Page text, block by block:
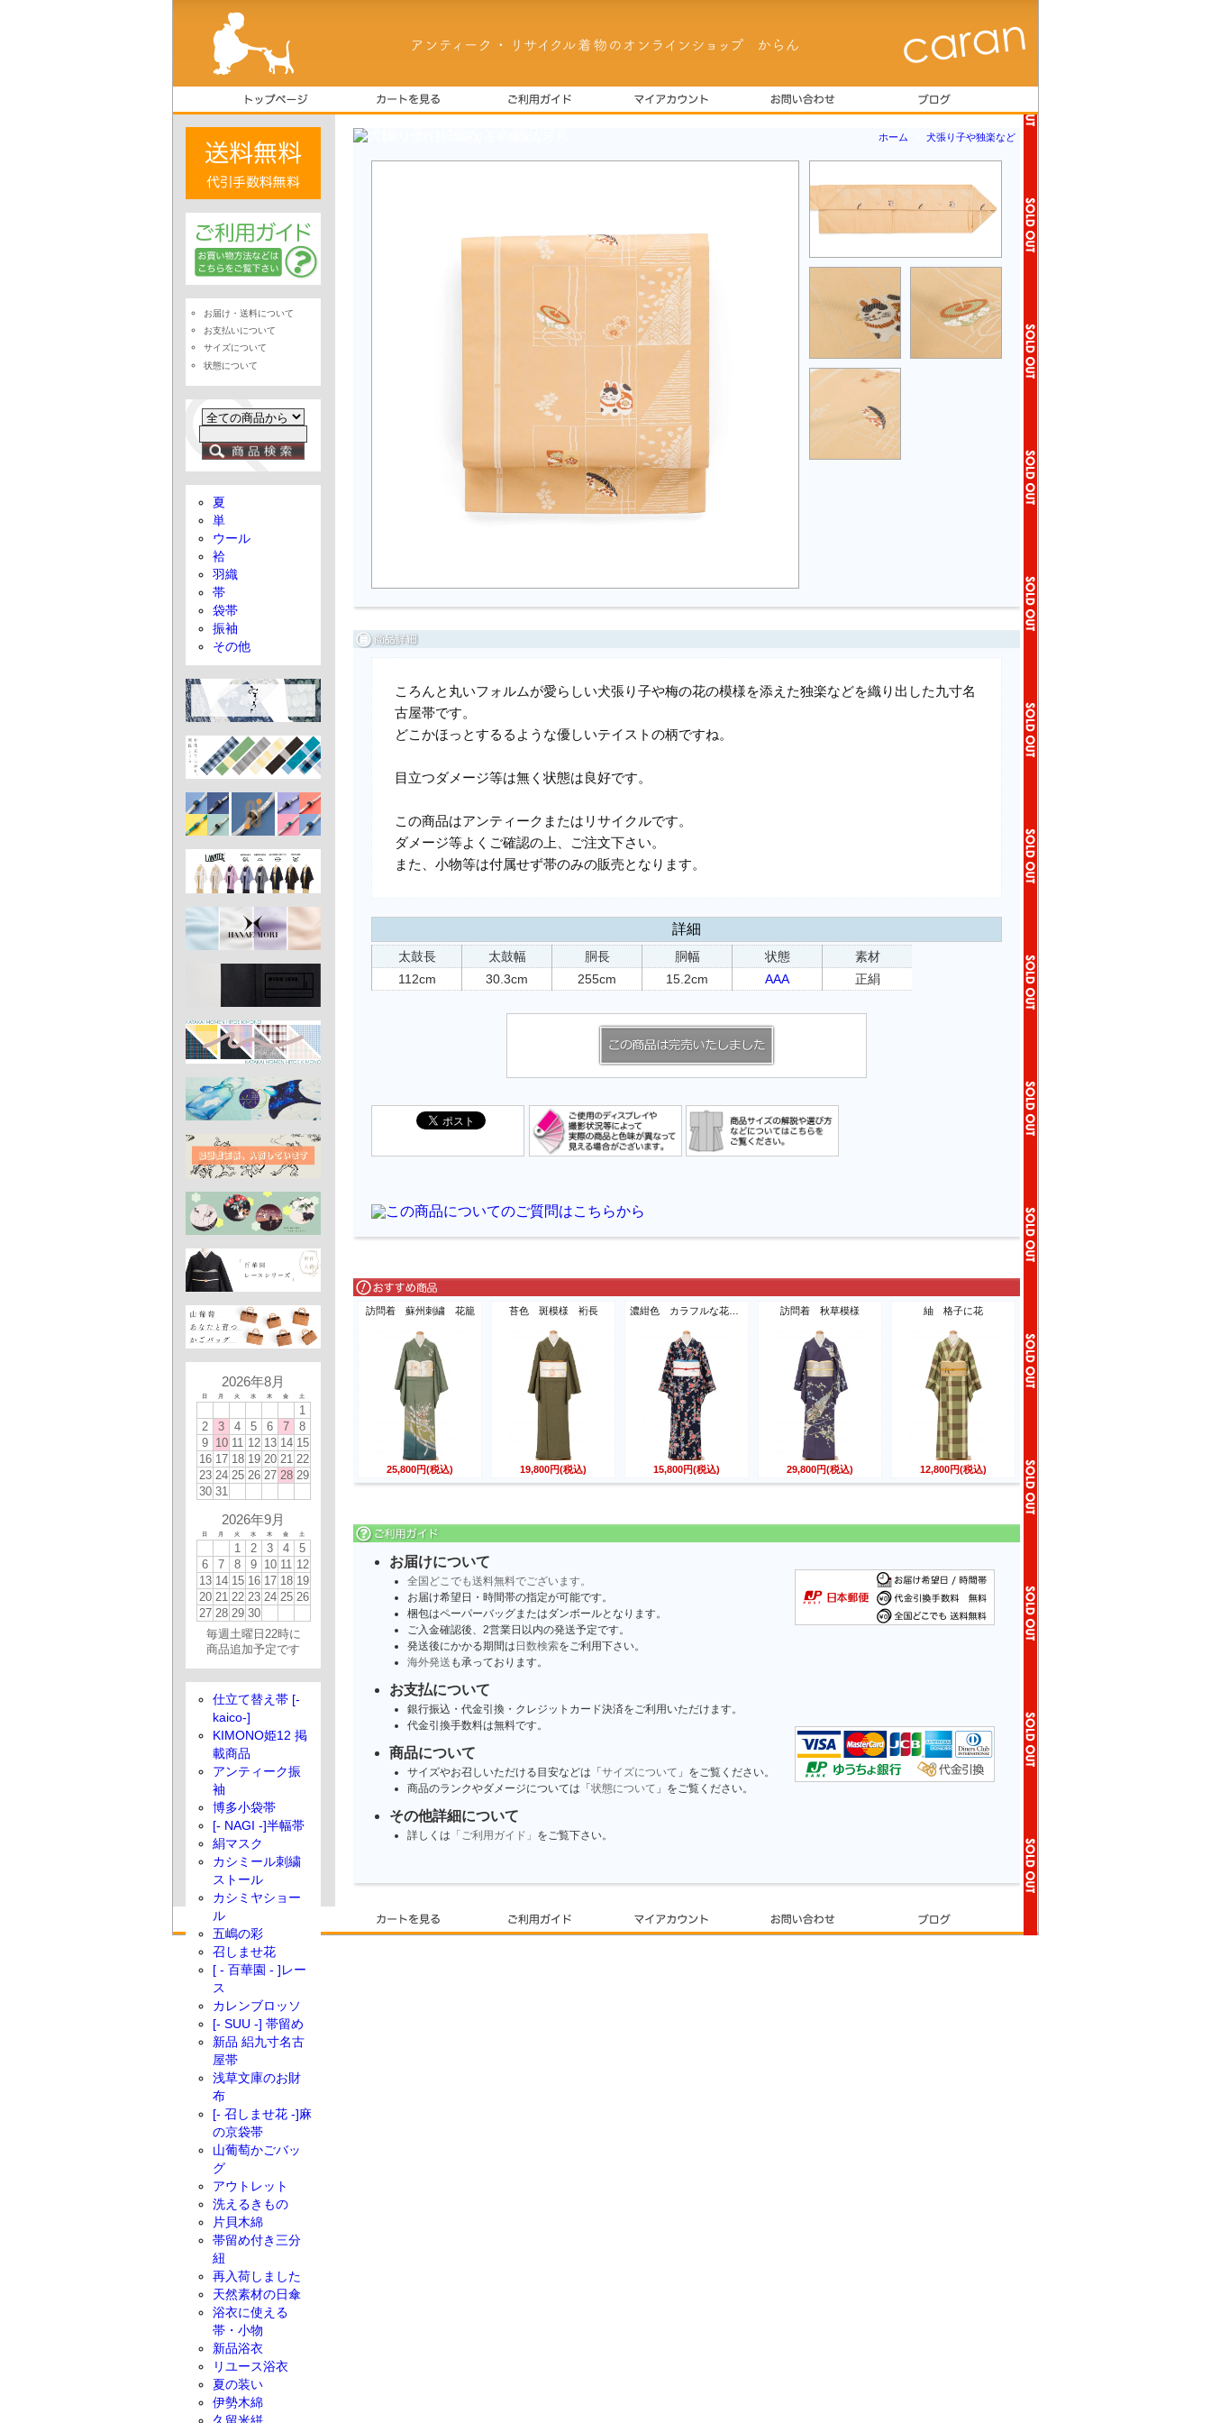
ホーム 犬張り子や独楽など
ころんと丸いフォルムが愛らしい犬張り子や梅の花の模様を添えた独楽などを織り出した九寸名
古屋帯です。
どこかほっとするるような優しいテイストの柄ですね。
目立つダメージ等は無く状態は良好です。
この商品はアンティークまたはリサイクルです。
ダメージ等よくご確認の上、ご注文下さい。
また、小物等は付属せず帯のみの販売となります。
詳細
太鼓長
112cm
太鼓幅
30.3cm
胴長
255cm
胴幅
15.2cm
状態
AAA
素材
正絹
訪問着 蘇州刺繍 花籠
25,800円(税込)
苔色 斑模様 裄長
19,800円(税込) 15,800円(税込)
訪問着 秋草模様
29,800円(税込)
紬 格子に花
12,800円(税込)
お届けについて
全国どこでも送料無料でございます。
お届け希望日・時間帯の指定が可能です。
梱包はペーパーバッグまたはダンボールとなります。
ご入金確認後、2営業日以内の発送予定です。
発送後にかかる期間は 日数検索をご利用下さい。
海外発送 も承っております。
お支払について
銀行振込・代金引換・クレジットカード決済をご利用いただけます。
代金引換手数料は無料です。
商品について
サイズやお召しいただける目安などは「サイズについて 」をご覧ください。
商品のランクやダメージについては「状態について 」をご覧ください。
その他詳細について
詳しくは 「ご利用ガイド」 をご覧下さい。
お届け・送料について
お支払いについて
サイズについて
状態について
夏
単
ウール
袷
羽織
帯
袋帯
振袖
その他
2026年8月
日 月 火 水 木 金 土
1
2
3 4 5 6 7
8
9 10 11 12 13 14 15
16 17 18 19 20 21 22
23 24 25 26 27 28 29
30 31
2026年9月
日 月 火 水 木 金 土
1 2 3 4
5
6
7 8 9 10 11 12
13 14 15 16 17 18 19
20 21 22 23 24 25 26
27 28 29 30
毎週土曜日22時に
商品追加予定です
仕立て替え帯 [-
kaico-]
KIMONO姫12 掲
載商品
アンティーク振
袖
博多小袋帯
[- NAGI -]半幅帯
絹マスク
カシミール刺繍
ストール
カシミヤショー
ル
五嶋の彩
召しませ花
[ - 百華園 - ]レー
ス
カレンブロッソ
[- SUU -] 帯留め
新品 絽九寸名古
屋帯
浅草文庫のお財
布
[- 召しませ花 -]麻
の京袋帯
山葡萄かごバッ
グ
アウトレット
洗えるきもの
片貝木綿
帯留め付き三分
紐
再入荷しました
天然素材の日傘
浴衣に使える
帯・小物
新品浴衣
リユース浴衣
夏の装い
伊勢木綿